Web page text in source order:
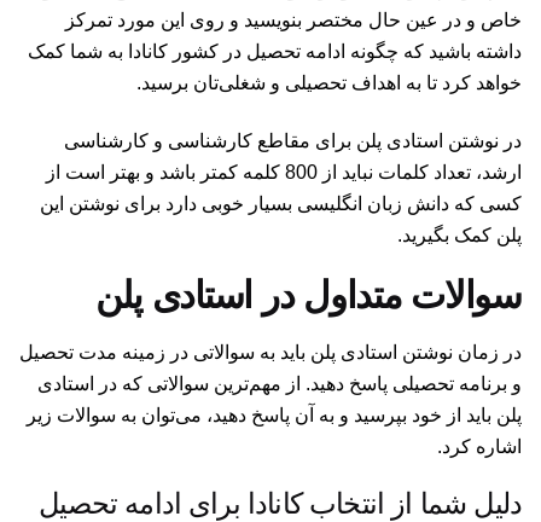
خاص و در عین حال مختصر بنویسید و روی این مورد تمرکز
داشته باشید که چگونه ادامه تحصیل در کشور کانادا به شما کمک
خواهد کرد تا به اهداف تحصیلی و شغلی‌تان برسید.
در نوشتن استادی پلن برای مقاطع کارشناسی و کارشناسی
ارشد، تعداد کلمات نباید از 800 کلمه کمتر باشد و بهتر است از
کسی که دانش زبان انگلیسی بسیار خوبی دارد برای نوشتن این
پلن کمک بگیرید.
سوالات متداول در استادی پلن
در زمان نوشتن استادی پلن باید به سوالاتی در زمینه مدت تحصیل
و برنامه تحصیلی پاسخ دهید. از مهم‌ترین سوالاتی که در استادی
پلن باید از خود بپرسید و به آن پاسخ دهید، می‌توان به سوالات زیر
اشاره کرد.
دلیل شما از انتخاب کانادا برای ادامه تحصیل